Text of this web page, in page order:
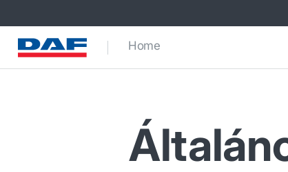
Home